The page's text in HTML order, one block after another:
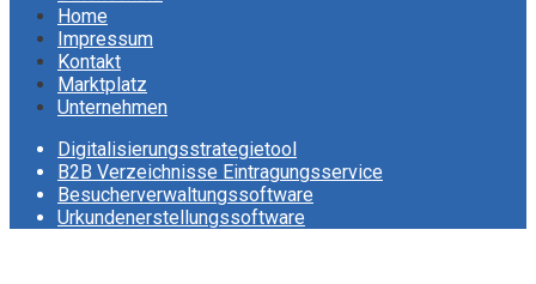
Home
Impressum
Kontakt
Marktplatz
Unternehmen
Digitalisierungsstrategietool
B2B Verzeichnisse Eintragungsservice
Besucherverwaltungssoftware
Urkundenerstellungssoftware